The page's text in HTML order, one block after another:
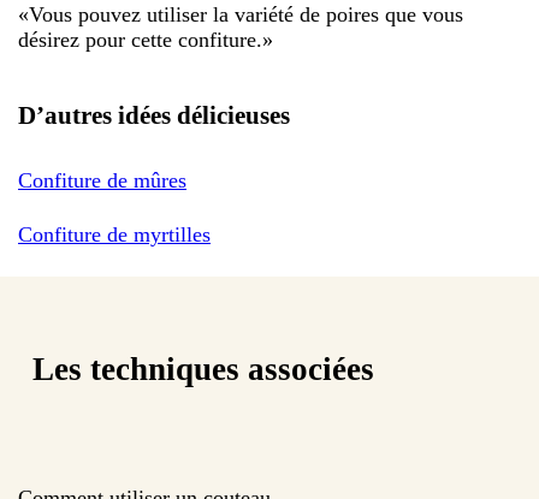
«Vous pouvez utiliser la variété de poires que vous
désirez pour cette confiture.»
D’autres idées délicieuses
Confiture de mûres
Confiture de myrtilles
Les techniques associées